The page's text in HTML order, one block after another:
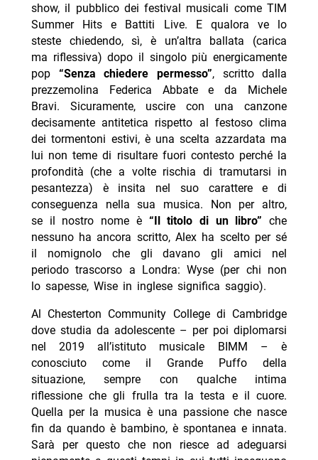
show, il pubblico dei festival musicali come TIM
Summer Hits e Battiti Live. E qualora ve lo
steste chiedendo, sì, è un’altra ballata (carica
ma riflessiva) dopo il singolo più energicamente
pop “Senza chiedere permesso”,
scritto dalla
prezzemolina Federica Abbate e da Michele
Bravi. Sicuramente, uscire con una canzone
decisamente antitetica rispetto al festoso clima
dei tormentoni estivi, è una scelta azzardata ma
lui non teme di risultare fuori contesto perché la
profondità (che a volte rischia di tramutarsi in
pesantezza) è insita nel suo carattere e di
conseguenza nella sua musica. Non per altro,
se il nostro nome è “Il titolo di un libro” che
nessuno ha ancora scritto, Alex ha scelto per sé
il nomignolo che gli davano gli amici nel
periodo trascorso a Londra: Wyse (per chi non
lo sapesse, Wise in inglese significa saggio).
Al Chesterton Community College di Cambridge
dove studia da adolescente – per poi diplomarsi
nel 2019 all’istituto musicale BIMM – è
conosciuto come il Grande Puffo della
situazione, sempre con qualche intima
riflessione che gli frulla tra la testa e il cuore.
Quella per la musica è una passione che nasce
fin da quando è bambino, è spontanea e innata.
Sarà per questo che non riesce ad adeguarsi